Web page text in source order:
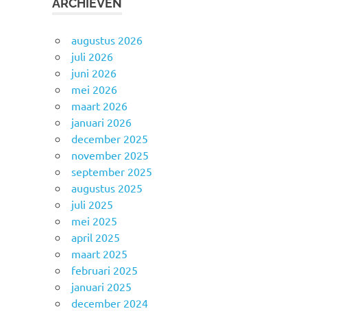
augustus 2026
juli 2026
juni 2026
mei 2026
maart 2026
januari 2026
december 2025
november 2025
september 2025
augustus 2025
juli 2025
mei 2025
april 2025
maart 2025
februari 2025
januari 2025
december 2024